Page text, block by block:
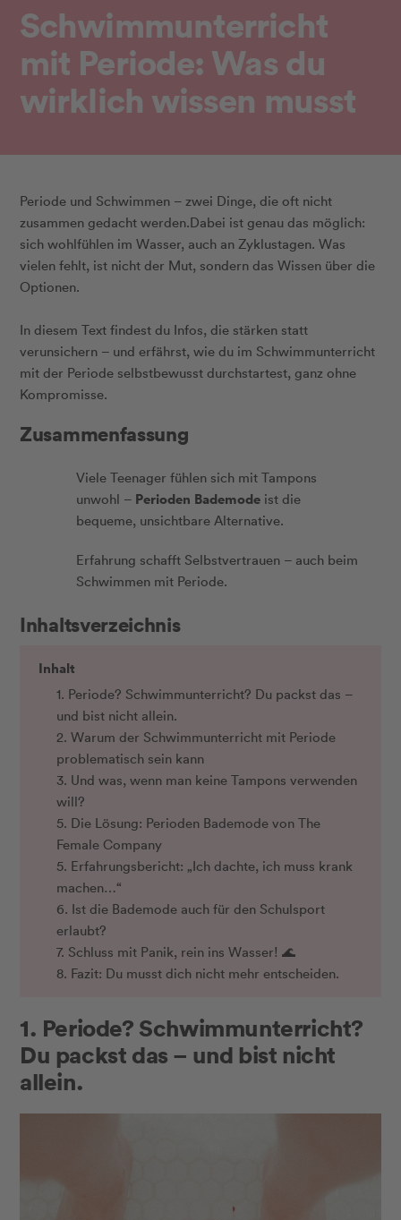
Schwimmunterricht
mit Periode: Was du
wirklich wissen musst
Periode und Schwimmen – zwei Dinge, die oft nicht
zusammen gedacht werden.Dabei ist genau das möglich:
sich wohlfühlen im Wasser, auch an Zyklustagen. Was
vielen fehlt, ist nicht der Mut, sondern das Wissen über die
Optionen.
In diesem Text findest du Infos, die stärken statt
verunsichern – und erfährst, wie du im Schwimmunterricht
mit der Periode selbstbewusst durchstartest, ganz ohne
Kompromisse.
Zusammenfassung
Viele Teenager fühlen sich mit Tampons
unwohl – Perioden Bademode ist die
bequeme, unsichtbare Alternative.
Erfahrung schafft Selbstvertrauen – auch beim
Schwimmen mit Periode.
Inhaltsverzeichnis
Inhalt
1. Periode? Schwimmunterricht? Du packst das –
und bist nicht allein.
2. Warum der Schwimmunterricht mit Periode
problematisch sein kann
3. Und was, wenn man keine Tampons verwenden
will?
5. Die Lösung: Perioden Bademode von The
Female Company
5. Erfahrungsbericht: „Ich dachte, ich muss krank
machen…“
6. Ist die Bademode auch für den Schulsport
erlaubt?
7. Schluss mit Panik, rein ins Wasser! 🌊
8. Fazit: Du musst dich nicht mehr entscheiden.
1. Periode? Schwimmunterricht?
Du packst das – und bist nicht
allein.